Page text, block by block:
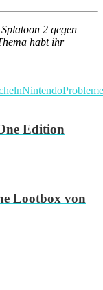
2 gegen
habt ihr
NintendoProbleme
Edition
Lootbox von